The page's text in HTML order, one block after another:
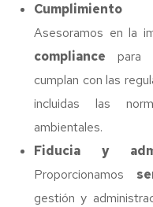
Cumplimiento
Asesoramos en la
compliance para
cumplan con las
incluidas las
ambientales.
Fiducia y
Proporcionamos
gestión y